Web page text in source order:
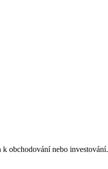
obchodování nebo investování.